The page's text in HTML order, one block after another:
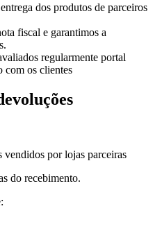
dos produtos de parceiros
fiscal e garantimos a
regularmente portal
com os clientes
por lojas parceiras
do recebimento.